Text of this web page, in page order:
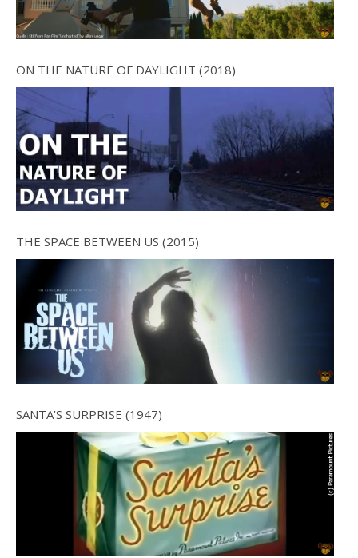
ON THE NATURE OF DAYLIGHT (2018)
THE SPACE BETWEEN US (2015)
SANTA’S SURPRISE (1947)